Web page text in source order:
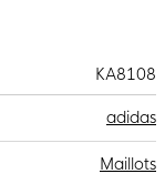
KA8108
adidas
Maillots